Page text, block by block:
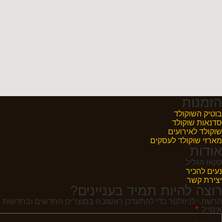
הזמנות
בוטיק השוקולד
סדנאות שוקולד
שוקולד לאירועים
מארזי שוקולד לעסקים
אודות
קקאו הגליל
נעים להכיר
יצירת קשר
רוצה להיות תמיד בעניינים?
הרשמ.י לניוזלטר כדי להתעדכן ראשונ.ה במוצרים החדשים ובחדשות
אימייל